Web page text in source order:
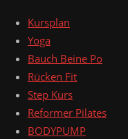
Kursplan
Yoga
Bauch Beine Po
Rücken Fit
Step Kurs
Reformer Pilates
BODYPUMP